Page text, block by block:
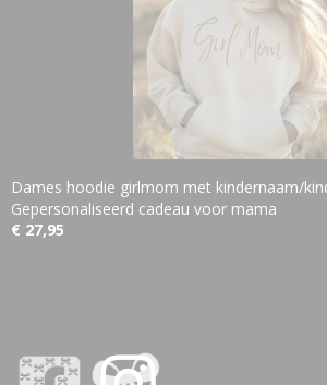
Dames hoodie girlmom met kindernaam/
Gepersonaliseerd cadeau voor mama
€ 27,95